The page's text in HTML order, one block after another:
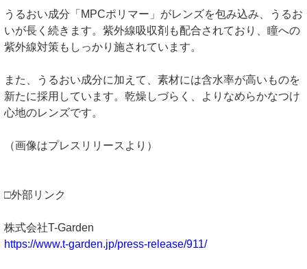
うるおい成分「MPCポリマー」がレンズを包み込み、うるお
いが長く続きます。紫外線吸収剤も配合されており、瞳への
紫外線対策もしっかり施されています。
また、うるおい成分に加えて、素材には含水率が高いものを
新たに採用しています。乾燥しづらく、よりなめらかなつけ
心地のレンズです。
（画像はプレスリリースより）
□外部リンク
株式会社T-Garden
https://www.t-garden.jp/press-release/911/